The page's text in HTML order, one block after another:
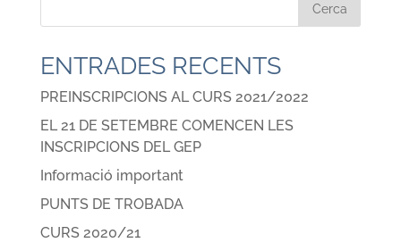
ENTRADES RECENTS
PREINSCRIPCIONS AL CURS 2021/2022
EL 21 DE SETEMBRE COMENCEN LES
INSCRIPCIONS DEL GEP
Informació important
PUNTS DE TROBADA
CURS 2020/21